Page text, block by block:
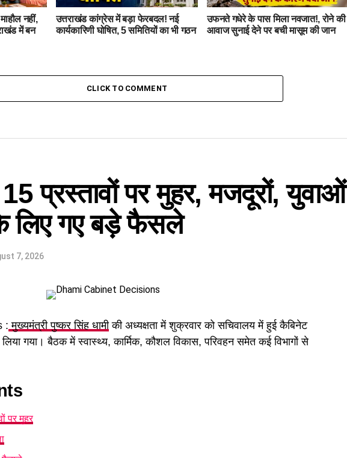
नहीं,
में बन
उत्तराखंड कांग्रेस में बड़ा फेरबदल! नई
कार्यकारिणी घोषित, 5 समितियों का भी गठन
उफनते गधेरे के पास मिला नवजात!, रोने की
आवाज सुनाई देने पर बची मासूम की जान
CLICK TO COMMENT
प्रस्तावों पर मुहर, मजदूरों, युवाओं
लिए गए बड़े फैसले
7, 2026
: मुख्यमंत्री पुष्कर सिंह धामीकी अध्यक्षता में शुक्रवार को सचिवालय में हुई कैबिनेट
गया। बैठक में स्वास्थ्य, कार्मिक, कौशल विकास, परिवहन समेत कई विभागों से
पर मुहर